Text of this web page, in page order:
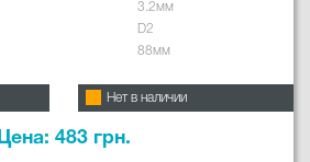
3.2мм
D2
88мм
Нет в наличии
Цена: 483 грн.